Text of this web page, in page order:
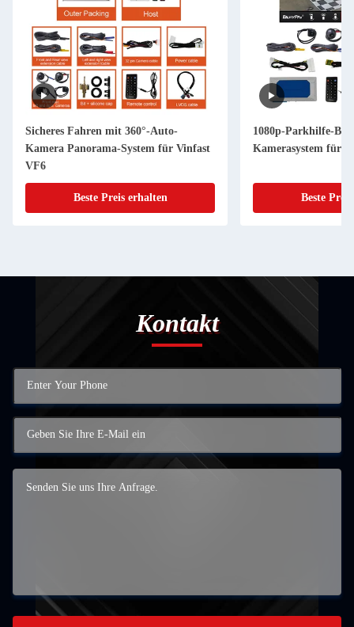
Sicheres Fahren mit 360°-Auto-
Kamera Panorama-System für Vinfast
VF6
Beste Preis erhalten
1080p-Parkhilfe-
Kamerasystem für
Beste
Kontakt